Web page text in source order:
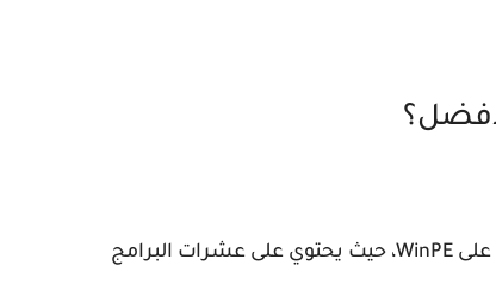
يعد Hiren's BootCD PE من أشهر أقراص الإنقاذ المعتمدة على WinPE، حيث يحتوي على عشرات البرامج